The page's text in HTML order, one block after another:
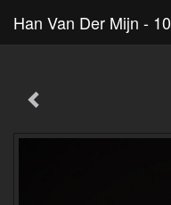
Han Van Der Mijn - 10